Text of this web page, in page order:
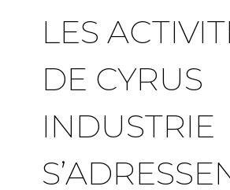
LES
DE CYRUS
INDUSTRIE